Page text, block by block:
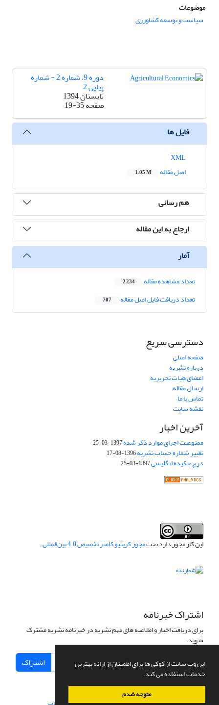
این وب سایت از کوکی ها برای اطمینان از ارائه بهترین
خدمات استفاده می کند.
متوجه شدم
موضوعات
سیاست و توسعه کشاورزی
دوره 9، شماره 2 - شماره
پیاپی 2
تابستان 1394
صفحه19-35
فایل ها
اصل مقاله
1.05 M
هم رسانی
ارجاع به این مقاله
آمار
تعداد مشاهده مقاله 2,234
تعداد دریافت فایل اصل مقاله 707
دسترسی سریع
صفحه اصلی
درباره نشریه
اعضای هیات تحریریه
ارسال مقاله
تماس با ما
نقشه سایت
آخرین اخبار
ممنوعیت اجرای موارد ذکر شده1397-03-25
تغییر شماره حساب نشریه1396-08-17
درج چکیده انگلیسی1397-03-25
این کار مجوز دارد تحتمجوز کریتیو کامنز تخصیص 4.0 بین‌المللی .
اشتراک خبرنامه
برای دریافت اخبار و اطلاعیه های مهم نشریه در خبرنامه نشریه مشترک
شوید.
اشتراک